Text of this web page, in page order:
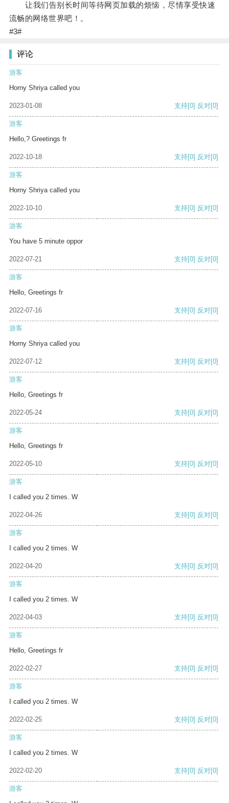
让我们告别长时间等待网页加载的烦恼，尽情享受快速
流畅的网络世界吧！。
#3#
评论
游客
Horny Shriya called you
2023-01-08 支持[0] 反对[0]
游客
Hello,? Greetings fr
2022-10-18 支持[0] 反对[0]
游客
Horny Shriya called you
2022-10-10 支持[0] 反对[0]
游客
You have 5 minute oppor
2022-07-21 支持[0] 反对[0]
游客
Hello, Greetings fr
2022-07-16 支持[0] 反对[0]
游客
Horny Shriya called you
2022-07-12 支持[0] 反对[0]
游客
Hello, Greetings fr
2022-05-24 支持[0] 反对[0]
游客
Hello, Greetings fr
2022-05-10 支持[0] 反对[0]
游客
I called you 2 times. W
2022-04-26 支持[0] 反对[0]
游客
I called you 2 times. W
2022-04-20 支持[0] 反对[0]
游客
I called you 2 times. W
2022-04-03 支持[0] 反对[0]
游客
Hello, Greetings fr
2022-02-27 支持[0] 反对[0]
游客
I called you 2 times. W
2022-02-25 支持[0] 反对[0]
游客
I called you 2 times. W
2022-02-20 支持[0] 反对[0]
游客